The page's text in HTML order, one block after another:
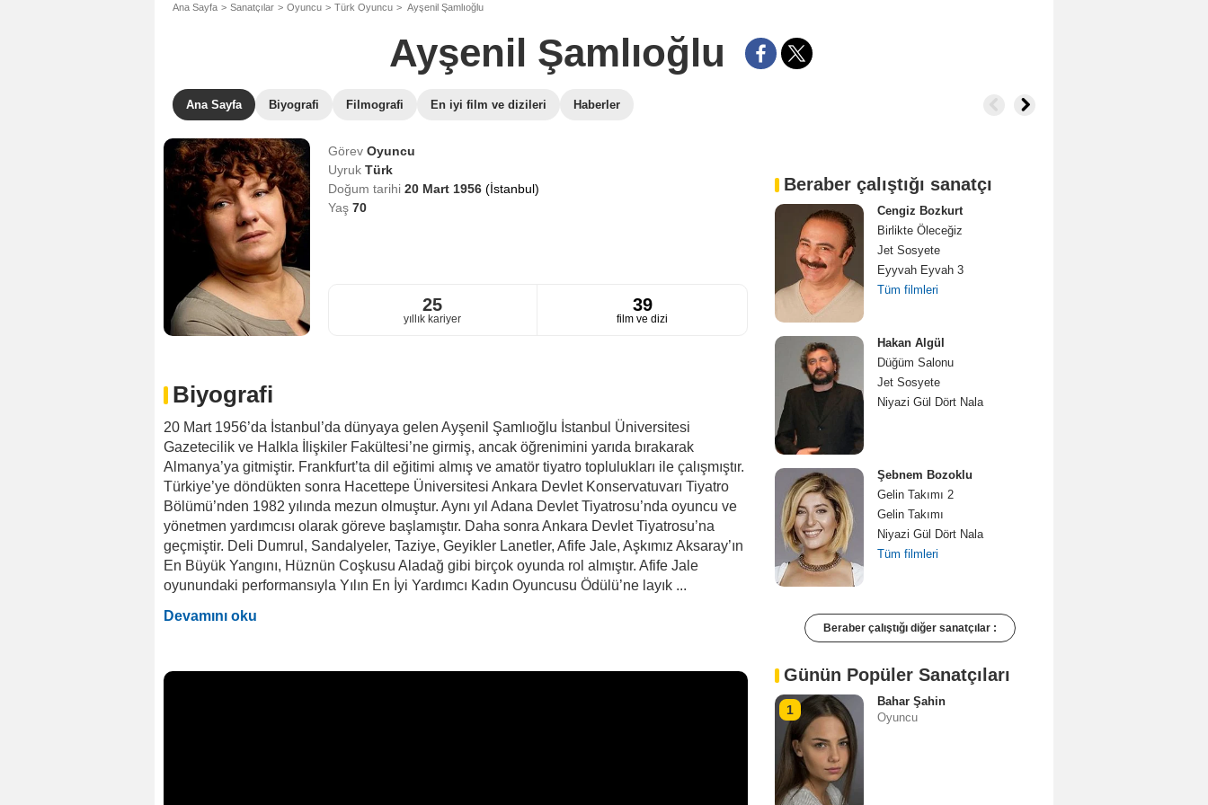
Ana Sayfa Sanatçılar Oyuncu Türk Oyuncu Ayşenil Şamlıoğlu
Ayşenil Şamlıoğlu
Ana Sayfa Biyografi Filmografi En iyi film ve dizileri Haberler
Görev Oyuncu
Uyruk Türk
Doğum tarihi 20 Mart 1956 (İstanbul)
Yaş 70
25
yıllık kariyer
39
film ve dizi
Biyografi
20 Mart 1956’da İstanbul’da dünyaya gelen Ayşenil Şamlıoğlu İstanbul Üniversitesi
Gazetecilik ve Halkla İlişkiler Fakültesi’ne girmiş, ancak öğrenimini yarıda bırakarak
Almanya’ya gitmiştir. Frankfurt’ta dil eğitimi almış ve amatör tiyatro toplulukları ile çalışmıştır.
Türkiye’ye döndükten sonra Hacettepe Üniversitesi Ankara Devlet Konservatuvarı Tiyatro
Bölümü’nden 1982 yılında mezun olmuştur. Aynı yıl Adana Devlet Tiyatrosu’nda oyuncu ve
yönetmen yardımcısı olarak göreve başlamıştır. Daha sonra Ankara Devlet Tiyatrosu’na
geçmiştir. Deli Dumrul, Sandalyeler, Taziye, Geyikler Lanetler, Afife Jale, Aşkımız Aksaray’ın
En Büyük Yangını, Hüznün Coşkusu Aladağ gibi birçok oyunda rol almıştır. Afife Jale
oyunundaki performansıyla Yılın En İyi Yardımcı Kadın Oyuncusu Ödülü’ne layık ...
Devamını oku
Beraber çalıştığı sanatçı
Cengiz Bozkurt
Birlikte Öleceğiz
Jet Sosyete
Eyyvah Eyvah 3
Tüm filmleri
Hakan Algül
Düğüm Salonu
Jet Sosyete
Niyazi Gül Dört Nala
Şebnem Bozoklu
Gelin Takımı 2
Gelin Takımı
Niyazi Gül Dört Nala
Tüm filmleri
Beraber çalıştığı diğer sanatçılar :
Günün Popüler Sanatçıları
1
Bahar Şahin
Oyuncu